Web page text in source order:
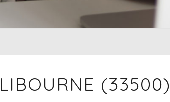
(33500)
LIBOURNE (33500)